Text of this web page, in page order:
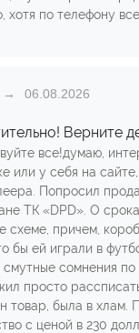
хотя по телефону
06.08.2026
Верните
все!думаю,
или у себя на
Попросил
ТК «DPD». О
схеме, причем,
бы ей играли в
смутные сомнения по
просто
товар, была в хлам.
с ценой в 230